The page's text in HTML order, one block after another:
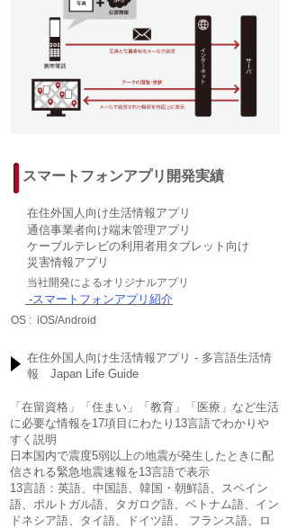
スマートフォンアプリ開発実績
在住外国人向け生活情報アプリ
通信事業者向け端末管理アプリ
ケーブルテレビの利用者用タブレット向け
災害情報アプリ
当社開発によるオリジナルアプリ
-スマートフォンアプリ紹介
OS : iOS/Android
在住外国人向け生活情報アプリ - 多言語生活情
報 Japan Life Guide
「在留資格」「住まい」「教育」「医療」など生活
に必要な情報を17項目にわたり13言語でわかりや
すく説明
日本国内で震度5弱以上の地震が発生したときに配
信される緊急地震速報を13言語で表示
13言語：英語、中国語、韓国・朝鮮語、スペイン
語、ポルトガル語、タガログ語、ベトナム語、イン
ドネシア語、タイ語、ドイツ語、 フランス語、ロ